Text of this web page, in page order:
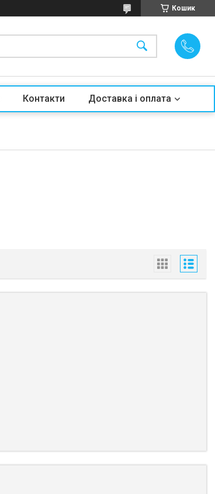
Кошик
Контакти Доставка і оплата